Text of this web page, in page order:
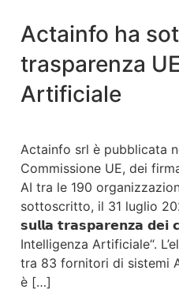
Actainfo ha
trasparenza
Artificiale
Actainfo srl è pubblicata
Commissione UE, dei
AI tra le 190
sottoscritto, il 31 luglio
𝘀𝘂𝗹𝗹𝗮 𝘁𝗿𝗮𝘀𝗽𝗮𝗿𝗲𝗻𝘇𝗮 𝗱𝗲𝗶
Intelligenza Artificiale“.
tra 83 fornitori di sistemi
è […]